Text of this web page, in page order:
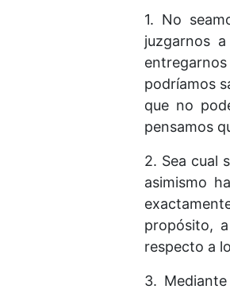
1. No
juzgarnos
podríamos
que no
pensamos
2. Sea cual
asimismo
propósito,
respecto a
3.